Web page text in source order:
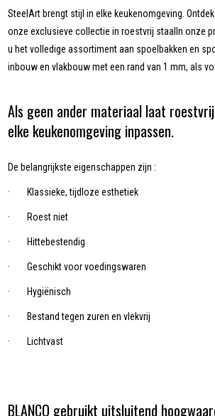
SteelArt brengt stijl in elke keukenomgeving.
onze exclusieve collectie in roestvrij staalIn onze
u het volledige assortiment aan spoelbakken en
inbouw en vlakbouw met een rand van 1 mm, als
Als geen ander materiaal laat
elke keukenomgeving inpassen.
De belangrijkste eigenschappen zijn :
· Klassieke, tijdloze esthetiek
· Roest niet
· Hittebestendig
· Geschikt voor voedingswaren
· Hygiënisch
· Bestand tegen zuren en vlekvrij
· Lichtvast
BLANCO gebruikt uitsluitend